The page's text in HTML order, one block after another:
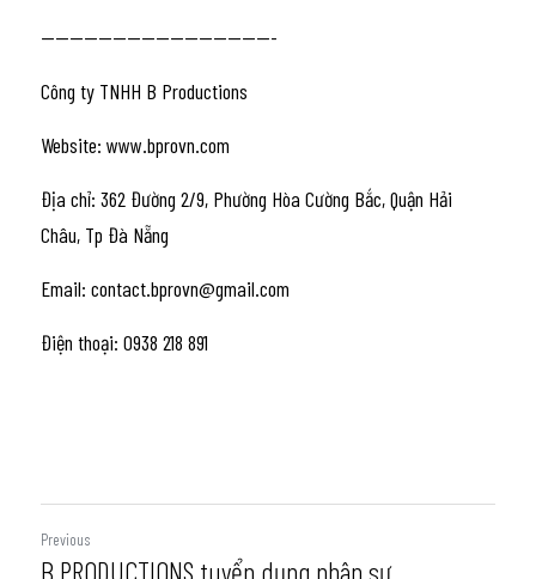
---------------------------------
Công ty TNHH B Productions
Website: www.bprovn.com
Địa chỉ: 362 Đường 2/9, Phường Hòa Cường Bắc, Quận Hải
Châu, Tp Đà Nẵng
Email: contact.bprovn@gmail.com
Điện thoại: 0938 218 891
Previous
B PRODUCTIONS tuyển dụng nhân sự